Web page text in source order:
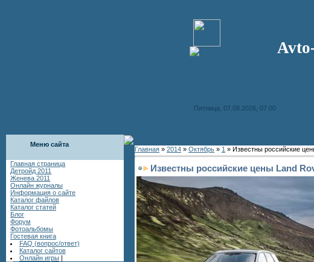
Пятница, 07.08.2026, 07:00
Меню сайта
Главная страница
Детройд 2011
Женева 2011
Онлайн журналы
Информация о сайте
Каталог файлов
Каталог статей
Блог
Форум
Фотоальбомы
Гостевая книга
FAQ (вопрос/ответ)
Каталог сайтов
Онлайн игры |
Главная » 2014 » Октябрь » 1 » Известны российские
Известны российские цены Land